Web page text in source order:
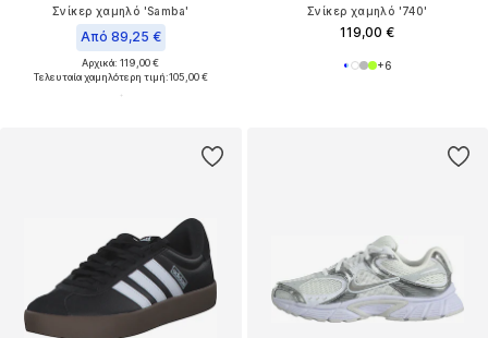
Σνίκερ χαμηλό 'Samba'
Από 89,25 €
Αρχικά: 119,00 €
Τελευταία χαμηλότερη τιμή:105,00 €
Σνίκερ χαμηλό '740'
119,00 €
+6